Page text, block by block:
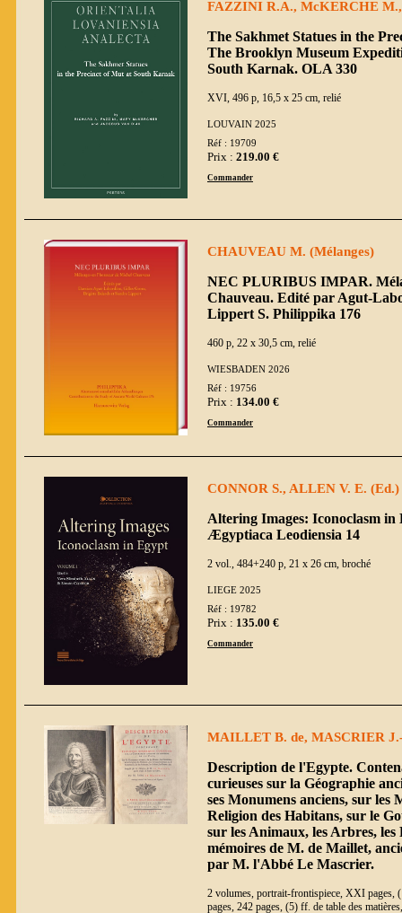
FAZZINI R.A., McKERCHE
The Sakhmet Statues in the
The Brooklyn Museum
South Karnak. OLA 330
XVI, 496 p, 16,5 x 25 cm, relié
LOUVAIN 2025
Réf : 19709
Prix : 219.00 €
Commander
CHAUVEAU M. (Mélanges)
NEC PLURIBUS IMPAR.
Chauveau. Edité par Agut-
Lippert S. Philippika 176
460 p, 22 x 30,5 cm, relié
WIESBADEN 2026
Réf : 19756
Prix : 134.00 €
Commander
CONNOR S., ALLEN V. E. (Ed.)
Altering Images: Iconoclasm
Ægyptiaca Leodiensia 14
2 vol., 484+240 p, 21 x 26 cm, broché
LIEGE 2025
Réf : 19782
Prix : 135.00 €
Commander
MAILLET B. de, MASCRIER
Description de l'Egypte.
curieuses sur la Géographie
ses Monumens anciens, sur les
Religion des Habitans, sur le
sur les Animaux, les Arbres, les
mémoires de M. de Maillet,
par M. l'Abbé Le Mascrier.
2 volumes, portrait-frontispiece, XXI pages,
pages, 242 pages, (5) ff. de table des